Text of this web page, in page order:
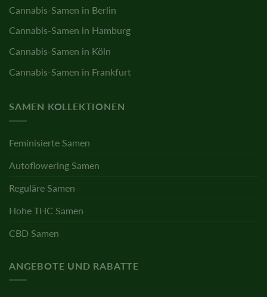
Cannabis-Samen in Berlin
Cannabis-Samen in Hamburg
Cannabis-Samen in Köln
Cannabis-Samen in Frankfurt
SAMEN KOLLEKTIONEN
Feminisierte Samen
Autoflowering Samen
Reguläre Samen
Hohe THC Samen
CBD Samen
ANGEBOTE UND RABATTE